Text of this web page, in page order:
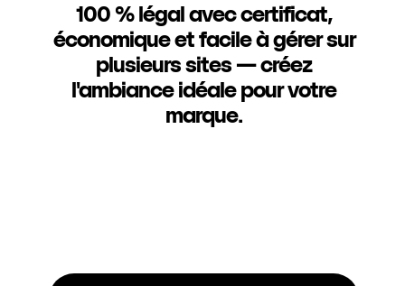
100 % légal avec certificat,
économique et facile à gérer sur
plusieurs sites — créez
l'ambiance idéale pour votre
marque.